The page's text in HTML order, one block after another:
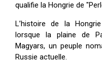
qualifie la Hongrie de
L’histoire de la
lorsque la plaine de
Magyars, un peuple
Russie actuelle.